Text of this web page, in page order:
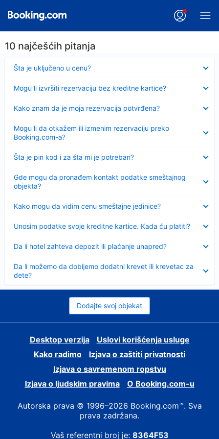
10 najčešćih pitanja
Šta je uključeno u cenu?
Sažeto
Mogu li izvršiti rezervaciju bez kreditne kartice?
Kako znam da je moja rezervacija potvrđena?
Mogu li da otkažem ili izmenim rezervaciju preko
Booking.com-a?
Šta je pin kod i za šta mi je potreban?
Sažeto
Gde mogu da pronađem kontakt podatke smeštajnog
objekta?
Kako mogu da vidim cenu smeštajne jedinice?
Unosim podatke svoje kreditne kartice. Kada ću platiti?
Da li hotel zahteva depozit ili plaćanje unapred?
Da li možemo da dobijemo dodatni krevet ili krevetac za
dete?
Dodajte svoj objekat
Desktop verzija
Uslovi korišćenja usluge
Kako radimo
Izjava o zaštiti privatnosti
Izjava o savremenom ropstvu
Izjava o ljudskim pravima
О Booking.com-u
Autorska prava © 1996–2026 Booking.com™. Sva
prava zadržana.
Vaš referentni broj je: 8364F53